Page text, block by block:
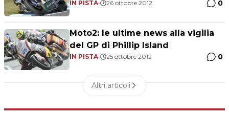
IN PISTA• 26 ottobre 2012 0
Moto2: le ultime news alla vigilia
del GP di Phillip Island
IN PISTA• 25 ottobre 2012 0
Altri articoli